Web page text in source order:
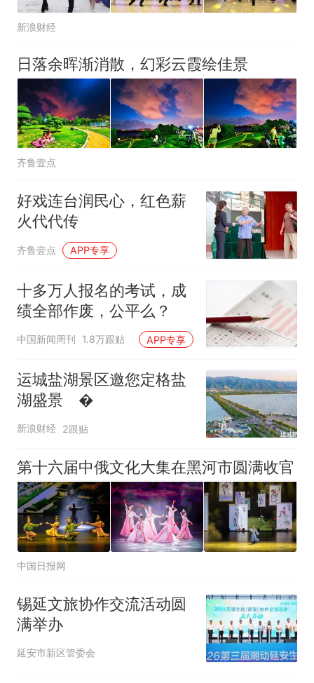
新浪财经
日落余晖渐消散，幻彩云霞绘佳景
齐鲁壹点
好戏连台润民心，红色薪
火代代传
齐鲁壹点 APP专享
十多万人报名的考试，成
绩全部作废，公平么？
中国新闻周刊 1.8万跟贴 APP专享
运城盐湖景区邀您定格盐
湖盛景 �
新浪财经 2跟贴
第十六届中俄文化大集在黑河市圆满收官
中国日报网
锡延文旅协作交流活动圆
满举办
延安市新区管委会